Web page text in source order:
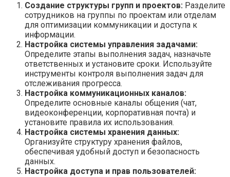
Создание структуры групп и проектов: Разделите
сотрудников на группы по проектам или отделам
для оптимизации коммуникации и доступа к
информации.
Настройка системы управления задачами:
Определите этапы выполнения задач, назначьте
ответственных и установите сроки. Используйте
инструменты контроля выполнения задач для
отслеживания прогресса.
Настройка коммуникационных каналов:
Определите основные каналы общения (чат,
видеоконференции, корпоративная почта) и
установите правила их использования.
Настройка системы хранения данных:
Организуйте структуру хранения файлов,
обеспечивая удобный доступ и безопасность
данных.
Настройка доступа и прав пользователей: